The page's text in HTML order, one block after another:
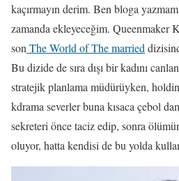
kaçırmayın derim. Ben bloga
zamanda ekleyeceğim. Queenmaker
son The World of The married
Bu dizide de sıra dışı bir kadını
stratejik planlama müdürüyken,
kdrama severler buna kısaca çebol
sekreteri önce taciz edip, sonra
oluyor, hatta kendisi de bu yolda